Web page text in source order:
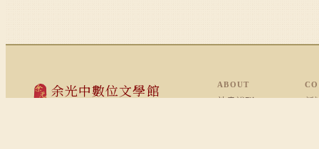
余光中數位文學館 ABOUT
計畫說明
新